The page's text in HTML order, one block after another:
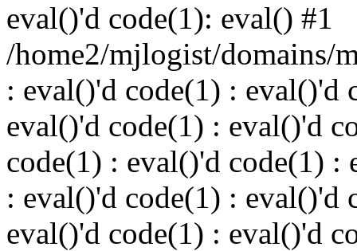
eval()'d code(1): eval() #1
/home2/mjlogist/domains/
: eval()'d code(1) : eval()'d
eval()'d code(1) : eval()'d
code(1) : eval()'d code(1) :
: eval()'d code(1) : eval()'d
eval()'d code(1) : eval()'d